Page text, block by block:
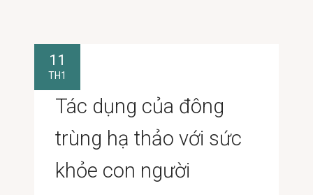
11
TH1
Tác dụng của đông
trùng hạ thảo với sức
khỏe con người